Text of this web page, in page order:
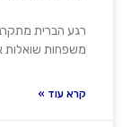
רגע הברית
משפחות
קרא עוד »